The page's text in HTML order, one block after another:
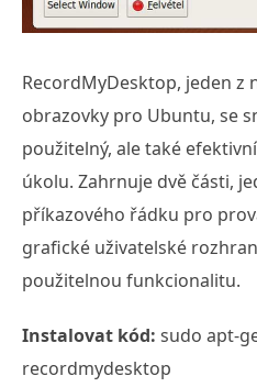
RecordMyDesktop, jeden z
obrazovky pro Ubuntu, se
použitelný, ale také
úkolu. Zahrnuje dvě části,
příkazového řádku pro
grafické uživatelské
použitelnou funkcionalitu.
Instalovat kód: sudo apt-
recordmydesktop